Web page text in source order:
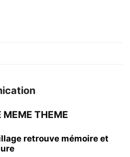
MEME THEME
retrouve mémoire et